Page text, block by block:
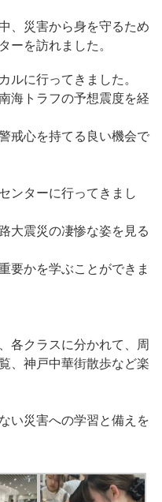
、災害から身を守るため
ーを訪れました。
ルに行ってきました。
海トラフの予想震度を経
戒心を持てる良い機会で
ンターに行ってきまし
大震災の凄惨な姿を見る
要かを学ぶことができま
各クラスに分かれて、周
、神戸中華街散歩など楽
い災害への学習と備えを